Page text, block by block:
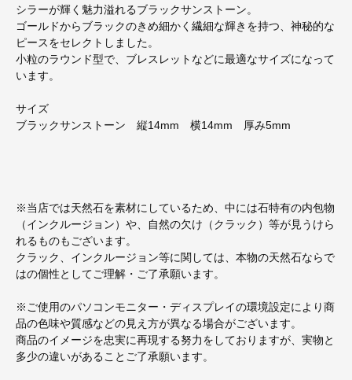
シラーが輝く魅力溢れるブラックサンストーン。
ゴールドからブラックのきめ細かく繊細な輝きを持つ、神秘的な
ピースをセレクトしました。
小粒のラウンド型で、ブレスレットなどに最適なサイズになって
います。
サイズ
ブラックサンストーン 縦14mm 横14mm 厚み5mm
※当店では天然石を素材にしているため、中には石特有の内包物
（インクルージョン）や、自然の欠け（クラック）等が見うけら
れるものもございます。
クラック、インクルージョン等に関しては、本物の天然石ならで
はの個性としてご理解・ご了承願います。
※ご使用のパソコンモニター・ディスプレイの環境設定により商
品の色味や質感などの見え方が異なる場合がございます。
商品のイメージを忠実に再現する努力をしておりますが、実物と
多少の違いがあることご了承願います。